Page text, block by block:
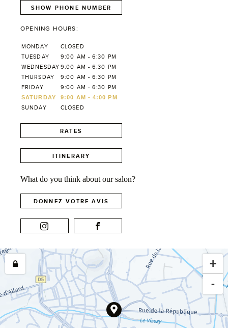
SHOW PHONE NUMBER
OPENING HOURS:
MONDAY
CLOSED
TUESDAY
9:00 AM - 6:30 PM
WEDNESDAY 9:00 AM - 6:30 PM
THURSDAY
9:00 AM - 6:30 PM
FRIDAY
9:00 AM - 6:30 PM
SATURDAY
9:00 AM - 4:00 PM
SUNDAY
CLOSED
RATES
ITINERARY
What do you think about our salon?
DONNEZ VOTRE AVIS
+
-